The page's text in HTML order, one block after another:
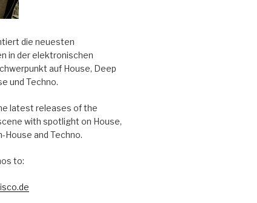
die neuesten
in der elektronischen
auf House, Deep
und Techno.
latest releases of the
with spotlight on House,
House and Techno.
to: